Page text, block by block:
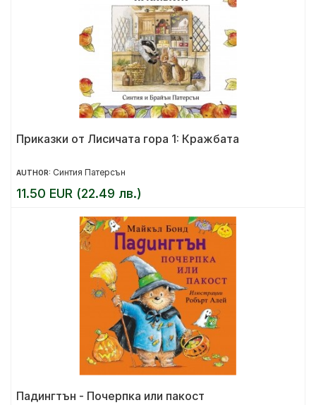
Приказки от Лисичата гора 1: Кражбата
AUTHOR: Синтия Патерсън
11.50 EUR (22.49 лв.)
Падингтън - Почерпка или пакост